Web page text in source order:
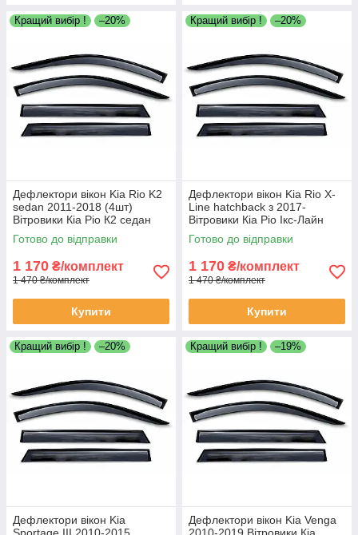
Кращий вибір ! –20%
Дефлектори вікон Kia Rio K2
sedan 2011-2018 (4шт)
Вітровики Кіа Ріо К2 седан
дефлектори 4шт
Готово до відправки
1 170 ₴/комплект
1 470 ₴/комплект
Купити
Кращий вибір ! –20%
Дефлектори вікон Kia Rio X-
Line hatchback з 2017-
Вітровики Кіа Ріо Ікс-Лайн
хетчбек дефлектори 4шт
Готово до відправки
1 170 ₴/комплект
1 470 ₴/комплект
Купити
Кращий вибір ! –20%
Дефлектори вікон Kia
Кращий вибір ! –19%
Дефлектори вікон Kia Venga